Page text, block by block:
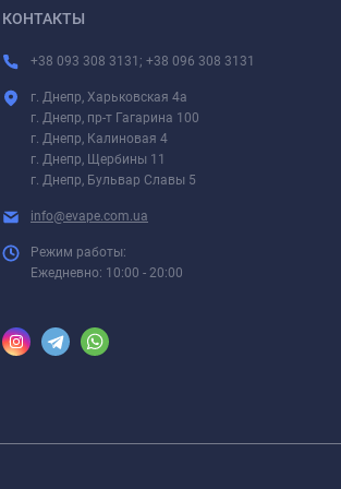
КОНТАКТЫ
+38 093 308 3131; +38 096 308 3131
г. Днепр, Харьковская 4а
г. Днепр, пр-т Гагарина 100
г. Днепр, Калиновая 4
г. Днепр, Щербины 11
г. Днепр, Бульвар Славы 5
info@evape.com.ua
Режим работы:
Ежедневно: 10:00 - 20:00